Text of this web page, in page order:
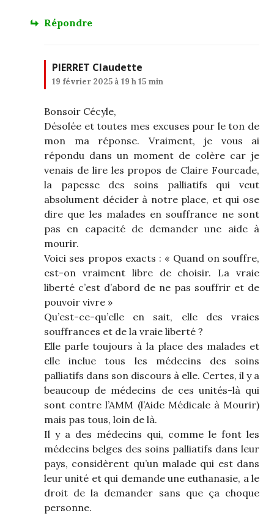
Répondre
PIERRET Claudette
19 février 2025 à 19 h 15 min
Bonsoir Cécyle,
Désolée et toutes mes excuses pour le ton de
mon ma réponse. Vraiment, je vous ai
répondu dans un moment de colère car je
venais de lire les propos de Claire Fourcade,
la papesse des soins palliatifs qui veut
absolument décider à notre place, et qui ose
dire que les malades en souffrance ne sont
pas en capacité de demander une aide à
mourir.
Voici ses propos exacts : « Quand on souffre,
est-on vraiment libre de choisir. La vraie
liberté c’est d’abord de ne pas souffrir et de
pouvoir vivre »
Qu’est-ce-qu’elle en sait, elle des vraies
souffrances et de la vraie liberté ?
Elle parle toujours à la place des malades et
elle inclue tous les médecins des soins
palliatifs dans son discours à elle. Certes, il y a
beaucoup de médecins de ces unités-là qui
sont contre l’AMM (l’Aide Médicale à Mourir)
mais pas tous, loin de là.
Il y a des médecins qui, comme le font les
médecins belges des soins palliatifs dans leur
pays, considèrent qu’un malade qui est dans
leur unité et qui demande une euthanasie, a le
droit de la demander sans que ça choque
personne.